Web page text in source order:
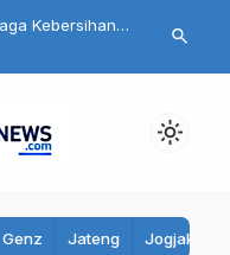
Kebersihan
Ribuan
bagi
search
light_mode
Genz Jateng Jogjakarta